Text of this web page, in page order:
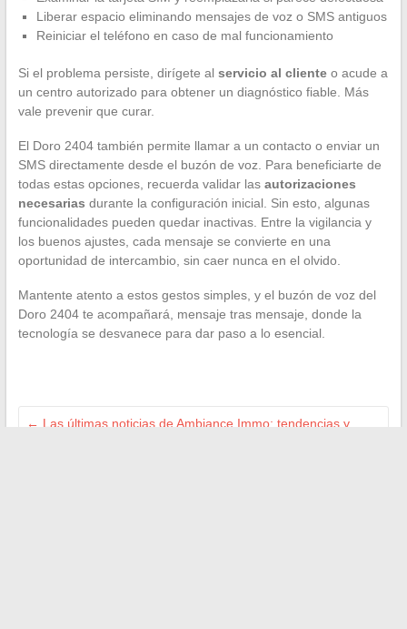
Liberar espacio eliminando mensajes de voz o SMS antiguos
Reiniciar el teléfono en caso de mal funcionamiento
Si el problema persiste, dirígete al servicio al clienteo acude a
un centro autorizado para obtener un diagnóstico fiable. Más
vale prevenir que curar.
El Doro 2404 también permite llamar a un contacto o enviar un
SMS directamente desde el buzón de voz. Para beneficiarte de
todas estas opciones, recuerda validar las autorizaciones
necesarias durante la configuración inicial. Sin esto, algunas
funcionalidades pueden quedar inactivas. Entre la vigilancia y
los buenos ajustes, cada mensaje se convierte en una
oportunidad de intercambio, sin caer nunca en el olvido.
Mantente atento a estos gestos simples, y el buzón de voz del
Doro 2404 te acompañará, mensaje tras mensaje, donde la
tecnología se desvanece para dar paso a lo esencial.
← Las últimas noticias de Ambiance Immo: tendencias y